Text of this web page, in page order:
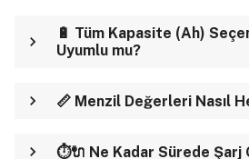
🔋 Tüm Kapasite (Ah)
Uyumlu mu?
📏 Menzil Değerleri Nasıl
⏱️🔌 Ne Kadar Sürede Şarj